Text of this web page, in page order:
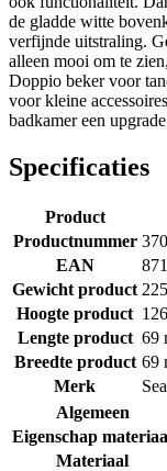
de gladde witte
verfijnde uitstraling.
alleen mooi om te
Doppio beker voor
voor kleine
badkamer een
Specificaties
Product
Productnummer
EAN
Gewicht product
Hoogte product
Lengte product 69
Breedte product 69
Merk
Algemeen
Eigenschap
Materiaal